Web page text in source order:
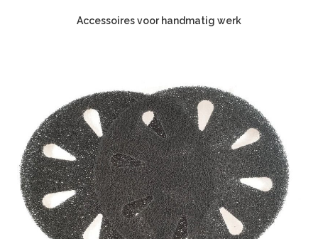
Accessoires voor handmatig werk